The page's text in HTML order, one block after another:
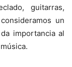
guitarras,
un
importancia al